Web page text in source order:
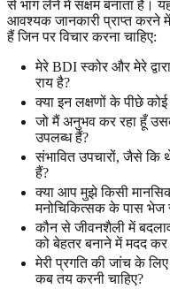
से भाग लेने में सक्षम बनाता है।
आवश्यक जानकारी प्राप्त करने
हैं जिन पर विचार करना चाहिए:
मेरे BDI स्कोर और मेरे
राय है?
क्या इन लक्षणों के पीछे
जो मैं अनुभव कर रहा हूँ
उपलब्ध हैं?
संभावित उपचारों, जैसे
हैं?
क्या आप मुझे किसी
मनोचिकित्सक के पास
कौन से जीवनशैली में
को बेहतर बनाने में मदद
मेरी प्रगति की जांच के
कब तय करनी चाहिए?